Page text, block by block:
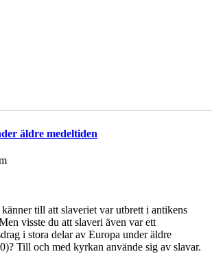
äldre medeltiden
till att slaveriet var utbrett i antikens
visste du att slaveri även var ett
i stora delar av Europa under äldre
Till och med kyrkan använde sig av slavar.